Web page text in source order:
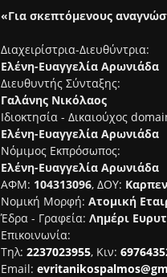
«Για σκεπτόμενους
Διαχειρίστρια-Διευθύντρια:
Ελένη-Ευαγγελία Αρωνιάδα
Διευθυντής Σύνταξης:
Γαλάνης Νικόλαος
Ιδιοκτησία - Δικαιούχος
Ελένη-Ευαγγελία Αρωνιάδα
Νόμιμος Εκπρόσωπος:
Ελένη-Ευαγγελία Αρωνιάδα
ΑΦΜ: 104313096, ΔΟΥ:
Νομική Μορφή: Ατομική
Έδρα - Γραφεία: Λημέρι
Επικοινωνία:
Τηλ: 2237023955, Κιν:
Email: